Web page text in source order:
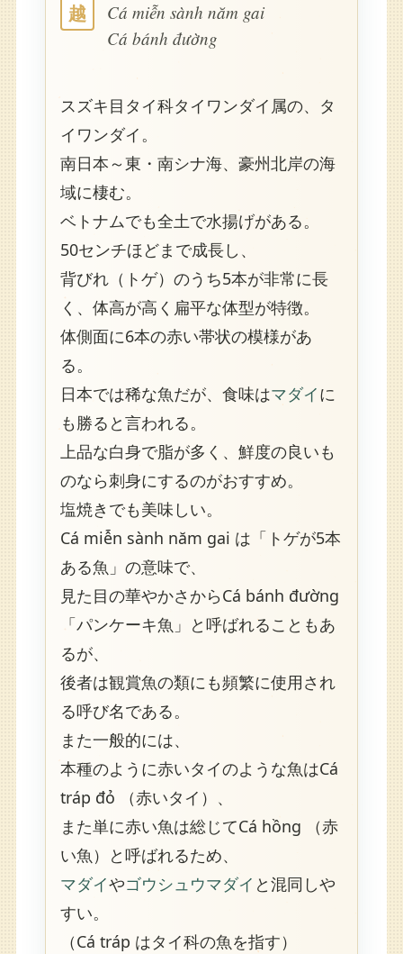
越
Cá miễn sành năm gai
Cá bánh đường
スズキ目タイ科タイワンダイ属の、タ
イワンダイ。
南日本～東・南シナ海、豪州北岸の海
域に棲む。
ベトナムでも全土で水揚げがある。
50センチほどまで成長し、
背びれ（トゲ）のうち5本が非常に長
く、体高が高く扁平な体型が特徴。
体側面に6本の赤い帯状の模様があ
る。
日本では稀な魚だが、食味はマダイに
も勝ると言われる。
上品な白身で脂が多く、鮮度の良いも
のなら刺身にするのがおすすめ。
塩焼きでも美味しい。
Cá miễn sành năm gai は「トゲが5本
ある魚」の意味で、
見た目の華やかさからCá bánh đường
「パンケーキ魚」と呼ばれることもあ
るが、
後者は観賞魚の類にも頻繁に使用され
る呼び名である。
また一般的には、
本種のように赤いタイのような魚はCá
tráp đỏ （赤いタイ）、
また単に赤い魚は総じてCá hồng （赤
い魚）と呼ばれるため、
マダイやゴウシュウマダイ と混同しや
すい。
（Cá tráp はタイ科の魚を指す）